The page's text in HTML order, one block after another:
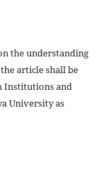
the understanding
article shall be
Institutions and
University as